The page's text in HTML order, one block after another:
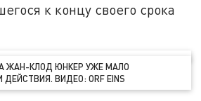
к концу своего срока
ЖАН-КЛОД ЮНКЕР УЖЕ МАЛО
ВИДЕО: ORF EINS